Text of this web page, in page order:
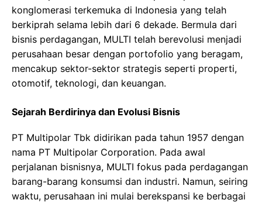
konglomerasi terkemuka di Indonesia yang telah
berkiprah selama lebih dari 6 dekade. Bermula dari
bisnis perdagangan, MULTI telah berevolusi menjadi
perusahaan besar dengan portofolio yang beragam,
mencakup sektor-sektor strategis seperti properti,
otomotif, teknologi, dan keuangan.
Sejarah Berdirinya dan Evolusi Bisnis
PT Multipolar Tbk didirikan pada tahun 1957 dengan
nama PT Multipolar Corporation. Pada awal
perjalanan bisnisnya, MULTI fokus pada perdagangan
barang-barang konsumsi dan industri. Namun, seiring
waktu, perusahaan ini mulai berekspansi ke berbagai